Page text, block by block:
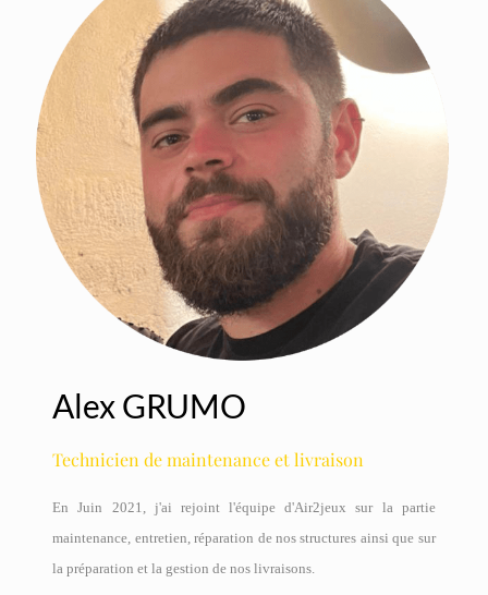
Alex GRUMO
Technicien de maintenance et livraison
En Juin 2021, j'ai rejoint l'équipe d'Air2jeux sur la partie
maintenance, entretien, réparation de nos structures ainsi que sur
la préparation et la gestion de nos livraisons.